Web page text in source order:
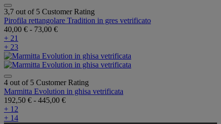
3,7 out of 5 Customer Rating
Pirofila rettangolare Tradition in gres vetrificato
40,00 € - 73,00 €
+ 21
+ 23
4 out of 5 Customer Rating
Marmitta Evolution in ghisa vetrificata
192,50 € - 445,00 €
+ 12
+ 14